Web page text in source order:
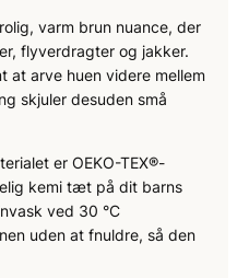
varm brun nuance, der
flyverdragter og jakker.
at arve huen videre mellem
skjuler desuden små
er OEKO-TEX®-
kemi tæt på dit barns
ved 30 °C
uden at fnuldre, så den